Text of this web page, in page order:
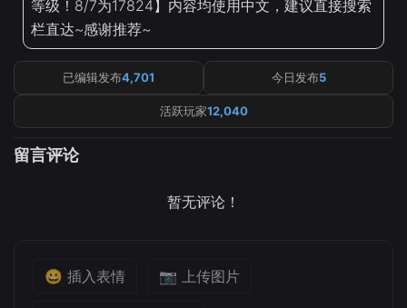
等级！8/7为17824】内容均使用中文，建议直接搜索
栏直达~感谢推荐~
已编辑发布4,701 今日发布5
活跃玩家12,040
留言评论
暂无评论！
😀 插入表情 📷 上传图片